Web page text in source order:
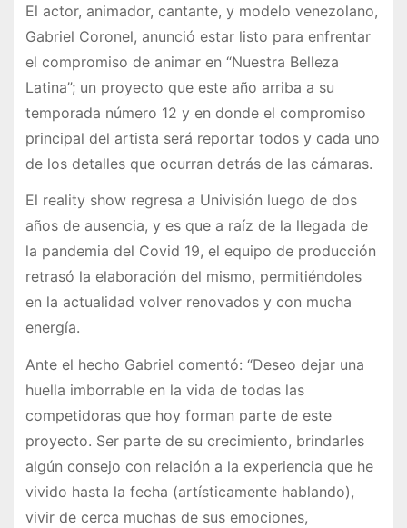
El actor, animador, cantante, y modelo venezolano,
Gabriel Coronel, anunció estar listo para enfrentar
el compromiso de animar en “Nuestra Belleza
Latina”; un proyecto que este año arriba a su
temporada número 12 y en donde el compromiso
principal del artista será reportar todos y cada uno
de los detalles que ocurran detrás de las cámaras.
El reality show regresa a Univisión luego de dos
años de ausencia, y es que a raíz de la llegada de
la pandemia del Covid 19, el equipo de producción
retrasó la elaboración del mismo, permitiéndoles
en la actualidad volver renovados y con mucha
energía.
Ante el hecho Gabriel comentó: “Deseo dejar una
huella imborrable en la vida de todas las
competidoras que hoy forman parte de este
proyecto. Ser parte de su crecimiento, brindarles
algún consejo con relación a la experiencia que he
vivido hasta la fecha (artísticamente hablando),
vivir de cerca muchas de sus emociones,